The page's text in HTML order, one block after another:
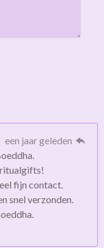
een jaar geleden
fijn contact.
snel verzonden.